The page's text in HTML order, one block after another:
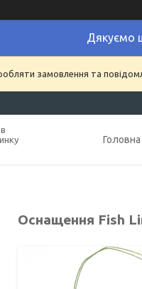
Дякуємо
замовлення та
Головна
Оснащення Fish